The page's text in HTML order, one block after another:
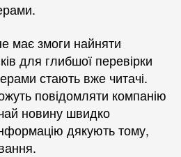
має змоги найняти
для глибшої перевірки
стають вже читачі.
повідомляти компанію
новину швидко
дякують тому,